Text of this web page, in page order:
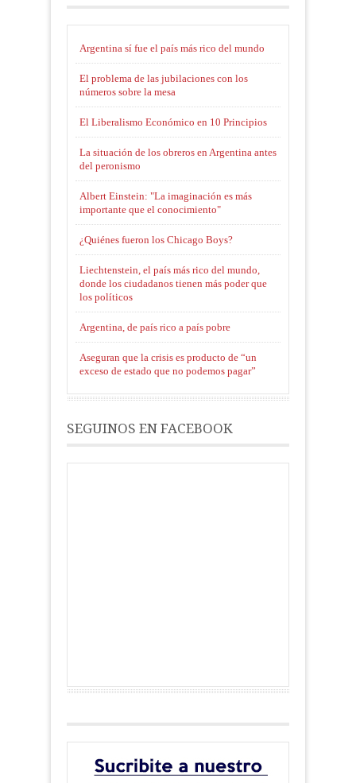
Argentina sí fue el país más rico del mundo
El problema de las jubilaciones con los
números sobre la mesa
El Liberalismo Económico en 10 Principios
La situación de los obreros en Argentina antes
del peronismo
Albert Einstein: "La imaginación es más
importante que el conocimiento"
¿Quiénes fueron los Chicago Boys?
Liechtenstein, el país más rico del mundo,
donde los ciudadanos tienen más poder que
los políticos
Argentina, de país rico a país pobre
Aseguran que la crisis es producto de “un
exceso de estado que no podemos pagar”
SEGUINOS EN FACEBOOK